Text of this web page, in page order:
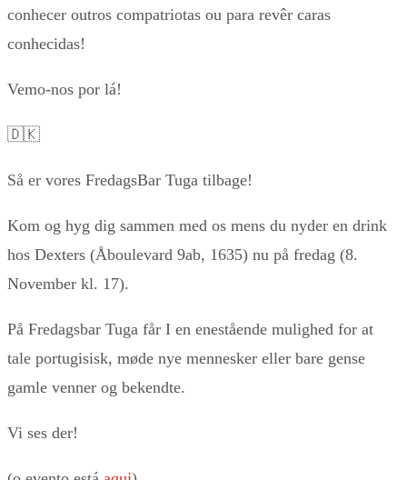
conhecer outros compatriotas ou para revêr caras
conhecidas!
Vemo-nos por lá!
🇩🇰
Så er vores FredagsBar Tuga tilbage!
Kom og hyg dig sammen med os mens du nyder en drink
hos Dexters (Åboulevard 9ab, 1635) nu på fredag (8.
November kl. 17).
På Fredagsbar Tuga får I en enestående mulighed for at
tale portugisisk, møde nye mennesker eller bare gense
gamle venner og bekendte.
Vi ses der!